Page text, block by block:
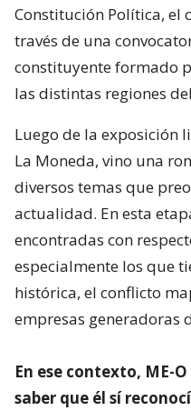
Constitución Política, el
través de una
constituyente formado
las distintas regiones
Luego de la exposición
La Moneda, vino una
diversos temas que
actualidad. En esta
encontradas con
especialmente los que
histórica, el conflicto
empresas generadoras
En ese contexto, ME-
saber que él sí